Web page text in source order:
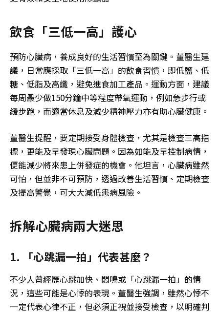
飲食「三低一高」護心
預防心臟病，養成良好的生活習慣至為關鍵。董醫生建
議，日常應採取「三低一高」的飲食習慣，即低鹽、低
糖、低脂及高纖，避免進食加工產品。運動方面，建議
每周最少做150分鐘中等程度帶氧運動，例如急步行或
緩步跑，而適當休息及減少精神壓力亦有助心臟健康。
董醫生提醒，要定期接受身體檢查，尤其是檢查三高指
標，更能及早發現心臟問題。因為如能及早控制病情，
便能減少將來患上併發症的機會。他坦言，心臟病雖然
可怕，但並非不可預防，透過改善生活習慣、定期檢查
及提高警覺，可大大減低患病風險。
拆解心臟病兩大迷思
1. 「心跳漏一拍」代表甚麼？
不少人曾經歷心跳加快、悶鳴或「心跳漏一拍」的情
況，這些可能是心悸的表現。董醫生強調，雖然心悸不
一定代表心律不正，但必須正視並接受檢查，以明確判